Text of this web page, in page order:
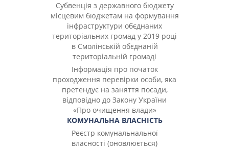
Субвенція з державного бюджету
місцевим бюджетам на формування
інфраструктури обєднаних
територіальних громад у 2019 році
в Смолінській обєднаній
територіальній громаді
Інформація про початок
проходження перевірки особи, яка
претендує на заняття посади,
відповідно до Закону України
«Про очищення влади»
КОМУНАЛЬНА ВЛАСНІСТЬ
Реєстр комунальнальної
власності (оновлюється)